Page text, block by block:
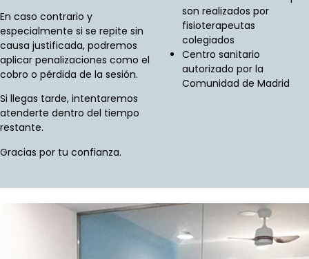
En caso contrario y
especialmente si se repite sin
causa justificada, podremos
aplicar penalizaciones como el
cobro o pérdida de la sesión.
Si llegas tarde, intentaremos
atenderte dentro del tiempo
restante.
Gracias por tu confianza.
son realizados por
fisioterapeutas
colegiados
Centro sanitario
autorizado por la
Comunidad de Madrid